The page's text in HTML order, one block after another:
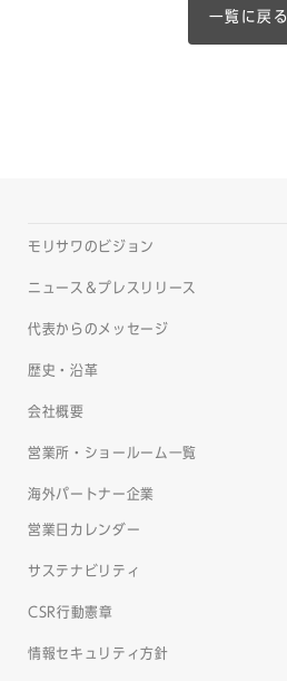
一覧に戻る
モリサワのビジョン
ニュース＆プレスリリース
代表からのメッセージ
歴史・沿革
会社概要
営業所・ショールーム一覧
海外パートナー企業
営業日カレンダー
サステナビリティ
CSR行動憲章
情報セキュリティ方針